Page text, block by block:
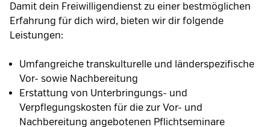
Damit dein Freiwilligendienst zu einer bestmöglichen
Erfahrung für dich wird, bieten wir dir folgende
Leistungen:
Umfangreiche transkulturelle und länderspezifische
Vor- sowie Nachbereitung
Erstattung von Unterbringungs- und
Verpflegungskosten für die zur Vor- und
Nachbereitung angebotenen Pflichtseminare